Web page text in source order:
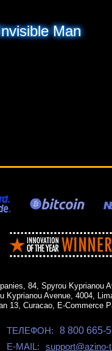
Man
84, Spyrou Kyprianou
Kyprianou Avenue, 4004,
13, Curacao, E-Commerce
ТЕЛЕФОН:
8 800 665-
E-MAIL:
support@azino-